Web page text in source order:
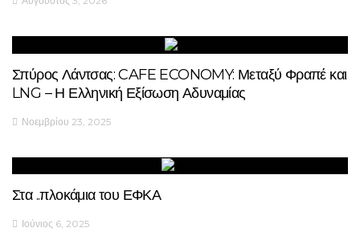
Σπύρος Λάντσας: CAFE ECONOMY: Μεταξύ Φραπέ και
LNG – Η Ελληνική Εξίσωση Αδυναμίας
Νοεμβρίου 23, 2025
Στα ..πλοκάμια του ΕΦΚΑ
Ιούνιος 6, 2025